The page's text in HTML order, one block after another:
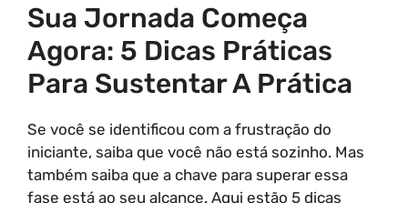
Sua Jornada Começa
Agora: 5 Dicas Práticas
Para Sustentar A Prática
Se você se identificou com a frustração do
iniciante, saiba que você não está sozinho. Mas
também saiba que a chave para superar essa
fase está ao seu alcance. Aqui estão 5 dicas